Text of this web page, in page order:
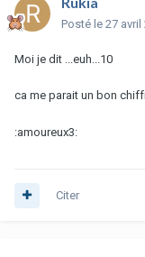
Posté le 27
Moi je dit ...euh...10
ca me parait un bon
:amoureux3:
Citer